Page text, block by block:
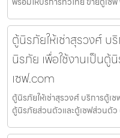
ตู้นิรภัยให้เช่าสุรวงศ์ บ
นิรภัย เพื่อใช้งานเป็น
เซฟ.com
ตู้นิรภัยให้เช่าสุรวงศ์ บริการตู้เ
ตู้นิรภัยส่วนตัวและตู้เซฟส่วนตัว